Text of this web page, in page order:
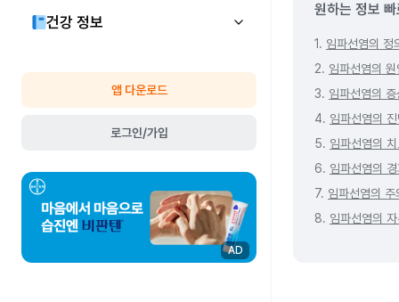
건강 정보
앱 다운로드
로그인/가입
AD
원하는 정보
1. 임파선염의 정
2. 임파선염의 원
3. 임파선염의 증
4. 임파선염의
5. 임파선염의
6. 임파선염의
7. 임파선염의 주
8. 임파선염의